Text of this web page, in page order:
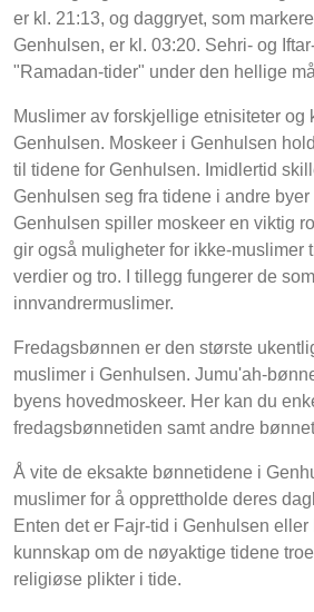
er kl. 21:13, og daggryet, som
Genhulsen, er kl. 03:20. Sehri- og
"Ramadan-tider" under den hellige
Muslimer av forskjellige etnisiteter og
Genhulsen. Moskeer i Genhulsen
til tidene for Genhulsen. Imidlertid
Genhulsen seg fra tidene i andre byer
Genhulsen spiller moskeer en viktig
gir også muligheter for ikke-muslimer
verdier og tro. I tillegg fungerer de
innvandrermuslimer.
Fredagsbønnen er den største
muslimer i Genhulsen. Jumu'ah-
byens hovedmoskeer. Her kan du
fredagsbønnetiden samt andre
Å vite de eksakte bønnetidene i
muslimer for å opprettholde deres
Enten det er Fajr-tid i Genhulsen
kunnskap om de nøyaktige tidene
religiøse plikter i tide.